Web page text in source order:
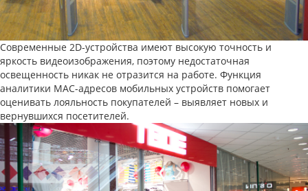
Современные 2D-устройства имеют высокую точность и
яркость видеоизображения, поэтому недостаточная
освещенность никак не отразится на работе. Функция
аналитики MAC-адресов мобильных устройств помогает
оценивать лояльность покупателей – выявляет новых и
вернувшихся посетителей.